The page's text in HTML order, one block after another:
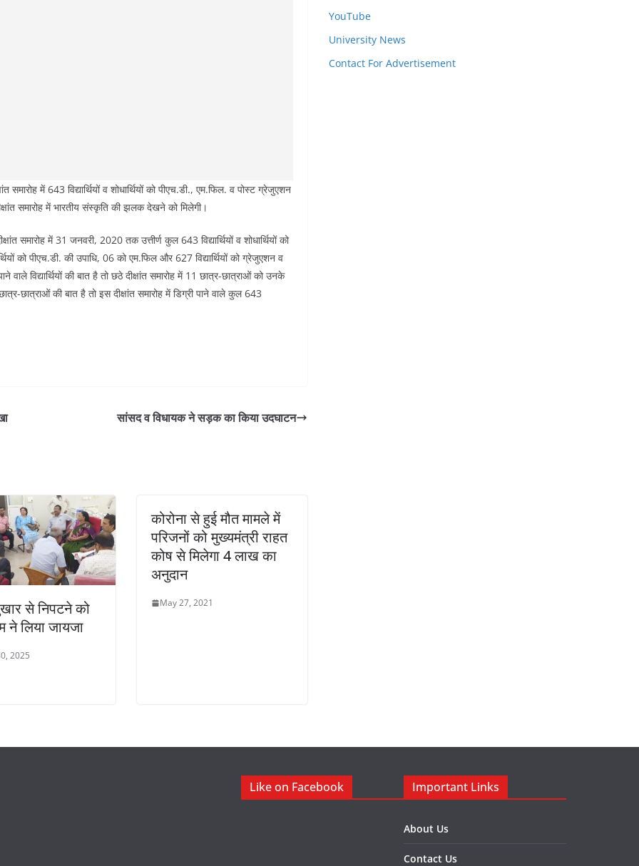
में 643 विद्यार्थियों व शोधार्थियों को पीएच.डी., एम.फिल. व पोस्ट ग्रेजुएशन
समारोह में भारतीय संस्कृति की झलक देखने को मिलेगी।
समारोह में 31 जनवरी, 2020 तक उत्तीर्ण कुल 643 विद्यार्थियों व शोधार्थियों को
को पीएच.डी. की उपाधि, 06 को एम.फिल और 627 विद्यार्थियों को ग्रेजुएशन व
विद्यार्थियों की बात है तो छठे दीक्षांत समारोह में 11 छात्र-छात्राओं को उनके
छात्राओं की बात है तो इस दीक्षांत समारोह में डिग्री पाने वाले कुल 643
सांसद व विधायक ने सड़क का किया उदघाटन
से निपटने को
ने लिया जायजा
2025
कोरोना से हुई मौत मामले में
परिजनों को मुख्यमंत्री राहत
कोष से मिलेगा 4 लाख का
अनुदान
May 27, 2021
YouTube
University News
Contact For Advertisement
Like on Facebook Important Links
About Us
Contact Us